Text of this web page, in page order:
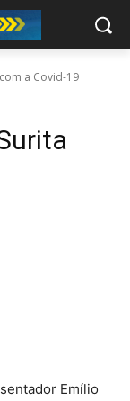
a Covid-19
Emílio